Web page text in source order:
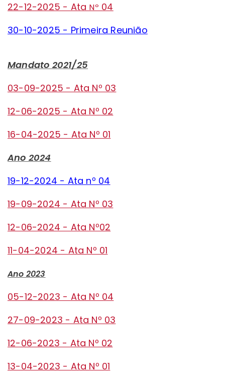
22-12-2025 - Ata Nº 04
30-10-2025 - Primeira Reunião
Mandato 2021/25
03-09-2025 - Ata Nº 03
12-06-2025 - Ata Nº 02
16-04-2025 - Ata Nº 01
Ano 2024
19-12-2024 - Ata nº 04
19-09-2024 - Ata Nº 03
12-06-2024 - Ata Nº02
11-04-2024 - Ata Nº 01
Ano 2023
05-12-2023 - Ata Nº 04
27-09-2023 - Ata Nº 03
12-06-2023 - Ata Nº 02
13-04-2023 - Ata Nº 01